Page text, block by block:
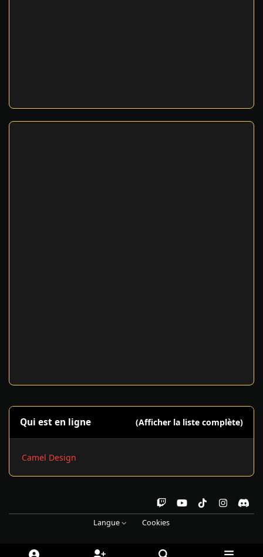
Qui est en ligne (Afficher la liste complète)
Camel Design
w
i
o
i
n
d
i
Langue Cookies